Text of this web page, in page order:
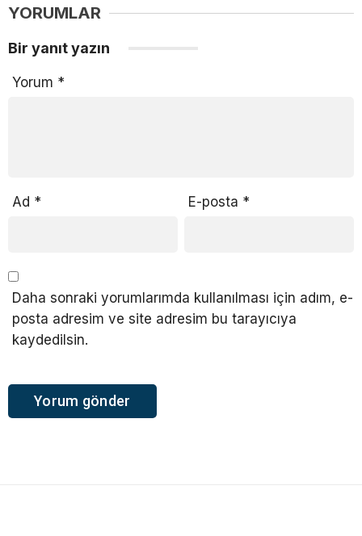
YORUMLAR
Bir yanıt yazın
Yorum *
Ad * E-posta *
Daha sonraki yorumlarımda kullanılması için adım, e-
posta adresim ve site adresim bu tarayıcıya
kaydedilsin.